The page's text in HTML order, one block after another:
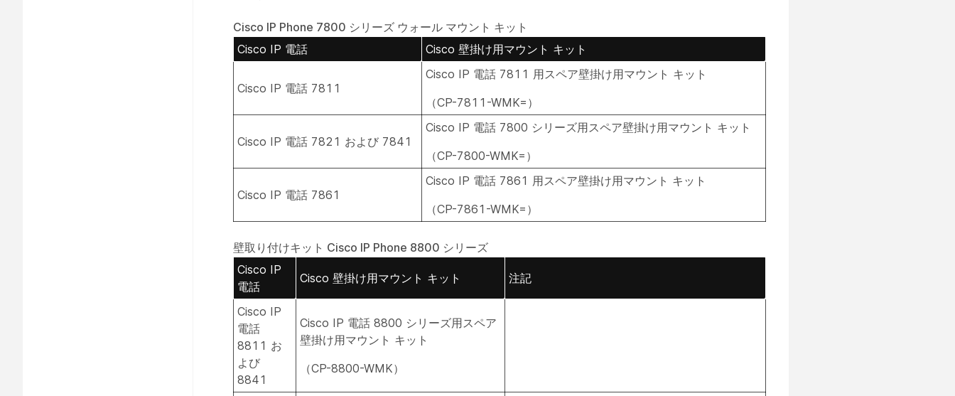
Cisco IP Phone 7800 シリーズ ウォール マウント キット
Cisco IP 電話
Cisco 壁掛け用マウント キット
Cisco IP 電話 7811
Cisco IP 電話 7811 用スペア壁掛け用マウント キット
（CP-7811-WMK=）
Cisco IP 電話 7821 および 7841
Cisco IP 電話 7800 シリーズ用スペア壁掛け用マウント キット
（CP-7800-WMK=）
Cisco IP 電話 7861
Cisco IP 電話 7861 用スペア壁掛け用マウント キット
（CP-7861-WMK=）
壁取り付けキット Cisco IP Phone 8800 シリーズ
Cisco IP
電話
Cisco 壁掛け用マウント キット 注記
Cisco IP
電話
8811 お
よび
8841
Cisco IP 電話 8800 シリーズ用スペア
壁掛け用マウント キット
（CP-8800-WMK）